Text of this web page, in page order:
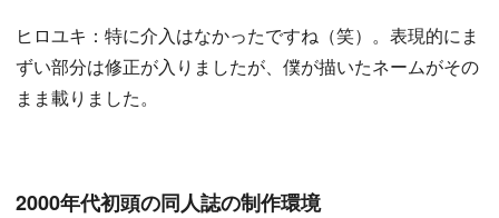
ヒロユキ：特に介入はなかったですね（笑）。表現的にま
ずい部分は修正が入りましたが、僕が描いたネームがその
まま載りました。
2000年代初頭の同人誌の制作環境